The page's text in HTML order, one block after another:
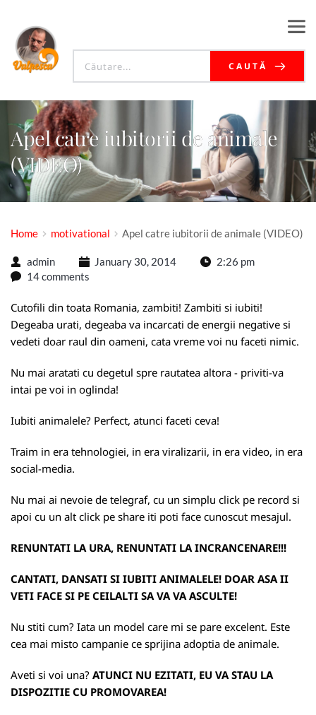
CAUTĂ
Apel catre iubitorii de animale
(VIDEO)
Home motivational Apel catre iubitorii de animale (VIDEO)
admin January 30, 2014
2:26 pm
14 comments
Cutofili din toata Romania, zambiti! Zambiti si iubiti!
Degeaba urati, degeaba va incarcati de energii negative si
vedeti doar raul din oameni, cata vreme voi nu faceti nimic.
Nu mai aratati cu degetul spre rautatea altora - priviti-va
intai pe voi in oglinda!
Iubiti animalele? Perfect, atunci faceti ceva!
Traim in era tehnologiei, in era viralizarii, in era video, in era
social-media.
Nu mai ai nevoie de telegraf, cu un simplu click pe record si
apoi cu un alt click pe share iti poti face cunoscut mesajul.
RENUNTATI LA URA, RENUNTATI LA INCRANCENARE!!!
CANTATI, DANSATI SI IUBITI ANIMALELE! DOAR ASA II
VETI FACE SI PE CEILALTI SA VA VA ASCULTE!
Nu stiti cum? Iata un model care mi se pare excelent. Este
cea mai misto campanie ce sprijina adoptia de animale.
Aveti si voi una? ATUNCI NU EZITATI, EU VA STAU LA
DISPOZITIE CU PROMOVAREA!